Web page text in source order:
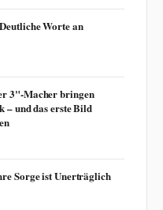
Worte an
3"-Macher bringen
– und das erste Bild
Sorge ist Unerträglich